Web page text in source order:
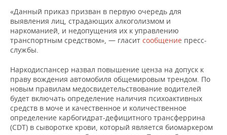
КОМУ ПРИНАДЛЕЖАТ
ТОРГОВЫЕ ЦЕНТРЫ
ТАТАРСТАНА
БЮДЖЕТ
ИНВЕСТИЦИИ
МАШИНОСТРОЕНИЕ
НЕФТЕХИМИЯ
НЕФТЬ
ОПК
ЭНЕРГЕТИКА
НОВОСТИ АВТО
БИЗНЕС
НОВОСТИ БИЗНЕСА
ТРАНСПОРТ
УСЛУГИ
ТЕХНОЛОГИИ
IT
МЕДИА
НОВОСТИ МЕРОПРИЯТИЙ
ВЫЕЗДНАЯ РЕДАКЦИЯ
СПОРТ
НОВОСТИ СПОРТА
ОБЩЕСТВО
«Данный приказ призван в первую очередь для
выявления лиц, страдающих алкоголизмом и
наркоманией, и недопущения их к управлению
транспортным средством», — гласит сообщение пресс-
службы.
Наркодиспансер назвал повышение ценза на допуск к
праву вождения автомобиля общемировым трендом. По
новым правилам медосвидетельствование водителей
будет включать определение наличия психоактивных
средств в моче и качественное и количественное
определение карбогидрат-дефицитного трансферрина
(CDT) в сыворотке крови, который является биомаркером